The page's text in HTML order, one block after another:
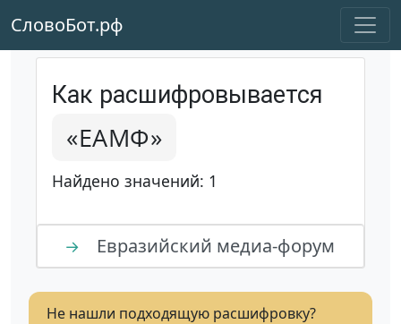
СловоБот.рф
Как расшифровывается
«ЕАМФ»
Найдено значений: 1
→ Евразийский медиа-форум
Не нашли подходящую расшифровку?